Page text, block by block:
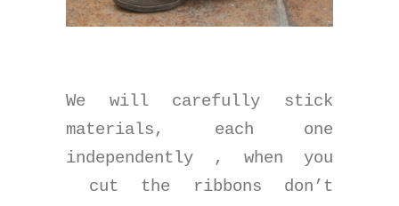
We will carefully stick
materials, each one
independently , when you
cut the ribbons don’t